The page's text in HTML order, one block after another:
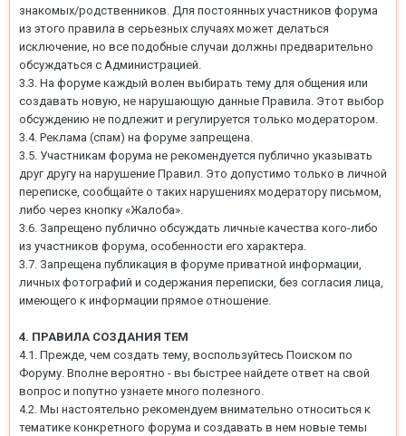
знакомых/родственников. Для постоянных участников форума
из этого правила в серьезных случаях может делаться
исключение, но все подобные случаи должны предварительно
обсуждаться с Администрацией.
3.3. На форуме каждый волен выбирать тему для общения или
создавать новую, не нарушающую данные Правила. Этот выбор
обсуждению не подлежит и регулируется только модератором.
3.4. Реклама (спам) на форуме запрещена.
3.5. Участникам форума не рекомендуется публично указывать
друг другу на нарушение Правил. Это допустимо только в личной
переписке, сообщайте о таких нарушениях модератору письмом,
либо через кнопку «Жалоба».
3.6. Запрещено публично обсуждать личные качества кого-либо
из участников форума, особенности его характера.
3.7. Запрещена публикация в форуме приватной информации,
личных фотографий и содержания переписки, без согласия лица,
имеющего к информации прямое отношение.
4. ПРАВИЛА СОЗДАНИЯ ТЕМ
4.1. Прежде, чем создать тему, воспользуйтесь Поиском по
Форуму. Вполне вероятно - вы быстрее найдете ответ на свой
вопрос и попутно узнаете много полезного.
4.2. Мы настоятельно рекомендуем внимательно относиться к
тематике конкретного форума и создавать в нем новые темы